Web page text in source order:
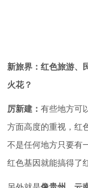
新旅界：红色旅游、
火花？
厉新建： 有些地方可
方面高度的重视，红
不是任何地方只要有
红色基因就能搞得了